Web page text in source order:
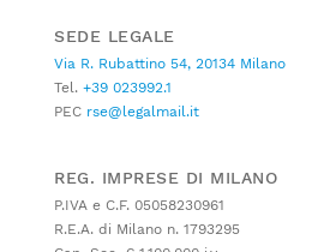
SEDE LEGALE
Via R. Rubattino 54, 20134 Milano
Tel. +39 023992.1
PEC rse@legalmail.it
REG. IMPRESE DI MILANO
P.IVA e C.F. 05058230961
R.E.A. di Milano n. 1793295